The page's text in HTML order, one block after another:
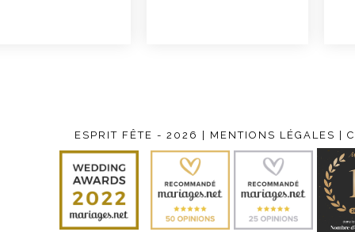
ESPRIT FÊTE - 2026 | MENTIONS LÉGALES |